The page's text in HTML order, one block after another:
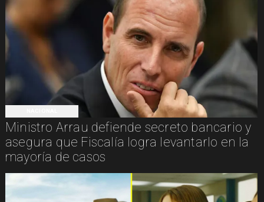
Ministro Arrau defiende secreto bancario y
asegura que Fiscalía logra levantarlo en la
mayoría de casos